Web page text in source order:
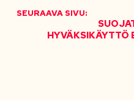
SEURAAVA SIVU:
HYVÄKSIKÄYTTÖ